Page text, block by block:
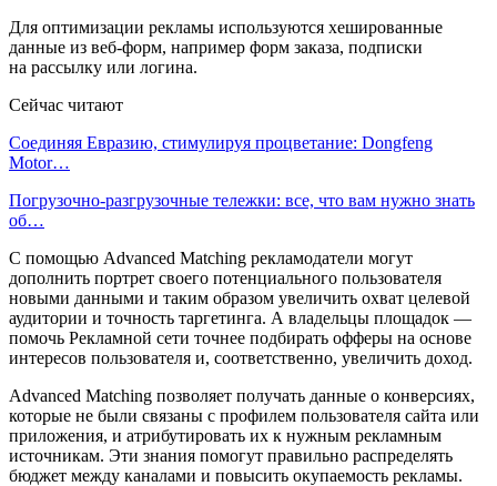
Для оптимизации рекламы используются хешированные
данные из веб-форм, например форм заказа, подписки
на рассылку или логина.
Сейчас читают
Соединяя Евразию, стимулируя процветание: Dongfeng
Motor…
Погрузочно-разгрузочные тележки: все, что вам нужно знать
об…
С помощью Advanced Matching рекламодатели могут
дополнить портрет своего потенциального пользователя
новыми данными и таким образом увеличить охват целевой
аудитории и точность таргетинга. А владельцы площадок —
помочь Рекламной сети точнее подбирать офферы на основе
интересов пользователя и, соответственно, увеличить доход.
Advanced Matching позволяет получать данные о конверсиях,
которые не были связаны с профилем пользователя сайта или
приложения, и атрибутировать их к нужным рекламным
источникам. Эти знания помогут правильно распределять
бюджет между каналами и повысить окупаемость рекламы.